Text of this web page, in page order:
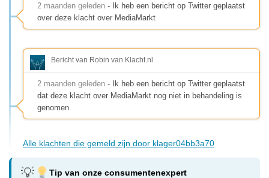
2 maanden geleden - Ik heb een bericht op Twitter geplaatst
over deze klacht over MediaMarkt
Bericht van Robin van Klacht.nl
2 maanden geleden - Ik heb een bericht op Twitter geplaatst
dat deze klacht over MediaMarkt nog niet in behandeling is
genomen.
Alle klachten die gemeld zijn door klager04bb3a70
Tip van onze consumentenexpert